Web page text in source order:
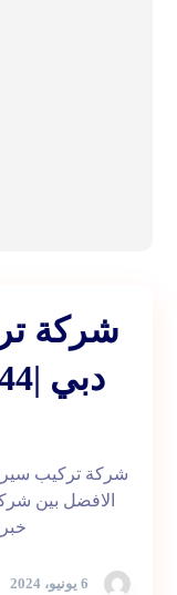
شركة
6 يونيو، 2024
الافضل بين